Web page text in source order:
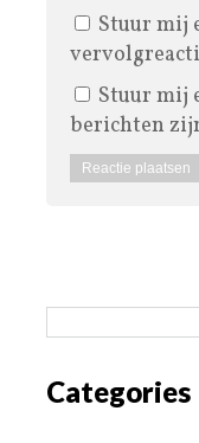
Stuur mij
Stuur mij
berichten
Categories